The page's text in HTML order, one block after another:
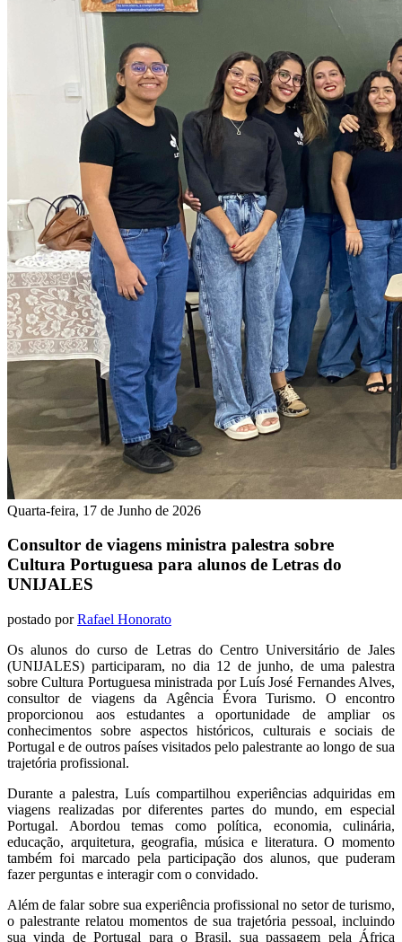
Quarta-feira, 17 de Junho de 2026
Consultor de viagens ministra palestra sobre
Cultura Portuguesa para alunos de Letras do
UNIJALES
postado porRafael Honorato
Os alunos do curso de Letras do Centro Universitário de Jales
(UNIJALES) participaram, no dia 12 de junho, de uma palestra
sobre Cultura Portuguesa ministrada por Luís José Fernandes Alves,
consultor de viagens da Agência Évora Turismo. O encontro
proporcionou aos estudantes a oportunidade de ampliar os
conhecimentos sobre aspectos históricos, culturais e sociais de
Portugal e de outros países visitados pelo palestrante ao longo de sua
trajetória profissional.
Durante a palestra, Luís compartilhou experiências adquiridas em
viagens realizadas por diferentes partes do mundo, em especial
Portugal. Abordou temas como política, economia, culinária,
educação, arquitetura, geografia, música e literatura. O momento
também foi marcado pela participação dos alunos, que puderam
fazer perguntas e interagir com o convidado.
Além de falar sobre sua experiência profissional no setor de turismo,
o palestrante relatou momentos de sua trajetória pessoal, incluindo
sua vinda de Portugal para o Brasil, sua passagem pela África